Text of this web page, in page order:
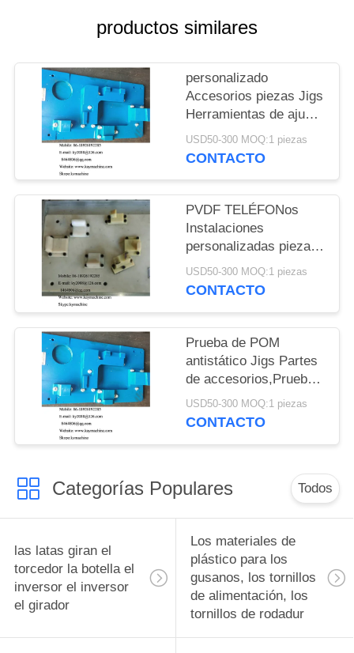
PRIVACY
POLICY
productos similares
personalizado
Accesorios piezas Jigs
Herramientas de ajuste
personalizado
Accesorios piezas Jigs
de plástico de
ingeniería PVC
Accesorios limpios
fábrica productor
USD50-300 MOQ:1 piezas
CONTACTO
PVDF TELÉFONos
Instalaciones
personalizadas piezas
Jigs Herramientas
Micro Mecanizado
Ingeniería Plásticos
Instalaciones piezas
Jigs Herramientas
fábrica productor
USD50-300 MOQ:1 piezas
CONTACTO
Prueba de POM
antistático Jigs Partes
de accesorios,Prueba
de acetato antistático
Jigs Partes de
China fabricante
USD50-300 MOQ:1 piezas
CONTACTO
Categorías Populares Todos
las latas giran el
torcedor la botella el
inversor el inversor
el girador
Los materiales de
plástico para los
gusanos, los tornillos
de alimentación, los
tornillos de rodadur